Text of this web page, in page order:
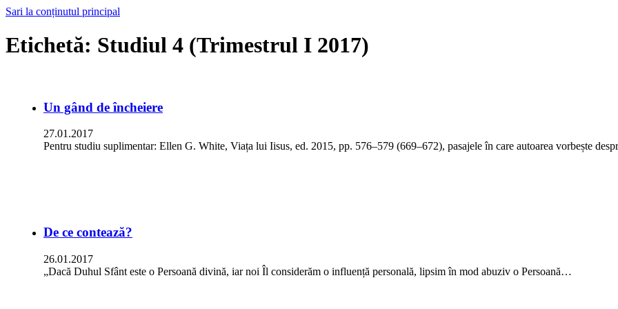
Sari la conținutul principal
Etichetă: Studiul 4 (Trimestrul I 2017)
Un gând de încheiere
27.01.2017
Pentru studiu suplimentar: Ellen G. White, Viața lui Iisus, ed. 2015, pp. 576–579 (669–672), pasajele în care autoarea vorbește
De ce contează?
26.01.2017
„Dacă Duhul Sfânt este o Persoană divină, iar noi Îl considerăm o influență personală, lipsim în mod abuziv o Persoană…